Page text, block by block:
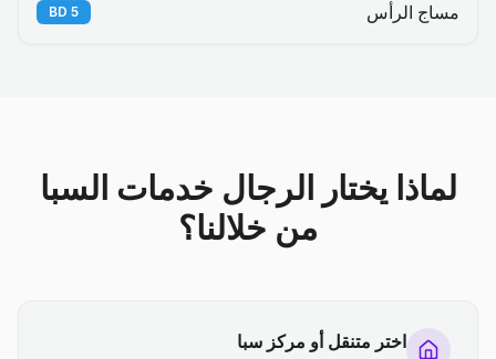
مساج الرأس 5
BD
لماذا يختار الرجال خدمات السبا
من خلالنا؟
اختر متنقل أو مركز سبا